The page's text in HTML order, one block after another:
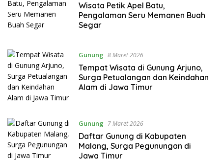
Wisata Petik Apel Batu,
Pengalaman Seru Memanen Buah
Segar
Gunung 8 Maret 2026
Tempat Wisata di Gunung Arjuno,
Surga Petualangan dan Keindahan
Alam di Jawa Timur
Gunung 7 Maret 2026
Daftar Gunung di Kabupaten
Malang, Surga Pegunungan di
Jawa Timur